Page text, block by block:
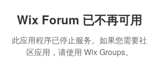
Wix Forum 已不再可用
此应用程序已停止服务。如果您需要社
区应用，请使用 Wix Groups。